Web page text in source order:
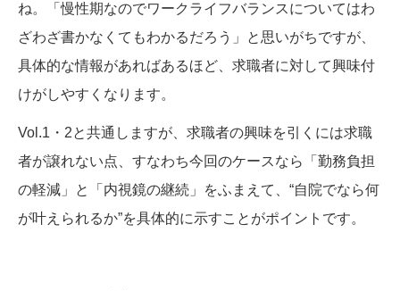
ね。「慢性期なのでワークライフバランスについてはわ
ざわざ書かなくてもわかるだろう」と思いがちですが、
具体的な情報があればあるほど、求職者に対して興味付
けがしやすくなります。
Vol.1・2と共通しますが、求職者の興味を引くには求職
者が譲れない点、すなわち今回のケースなら「勤務負担
の軽減」と「内視鏡の継続」をふまえて、“自院でなら何
が叶えられるか”を具体的に示すことがポイントです。